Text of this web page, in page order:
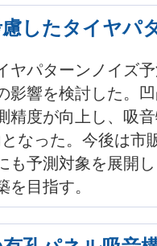
したタイヤパ
ヤパターンノイズ
影響を検討した。
精度が向上し、吸
なった。今後は市
も予測対象を展開
を目指す。